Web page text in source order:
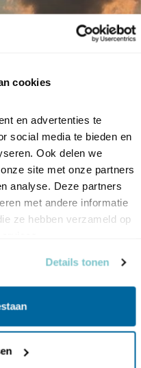
cookies
en advertenties te
social media te bieden en
Ook delen we
site met onze partners
analyse. Deze partners
met andere informatie
ze hebben verzameld op
Details tonen
acties en tips